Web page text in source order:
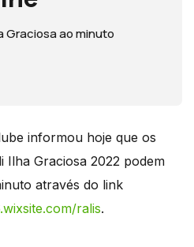
Graciosa ao minuto
informou hoje que os
Ilha Graciosa 2022 podem
através do link
ralis.